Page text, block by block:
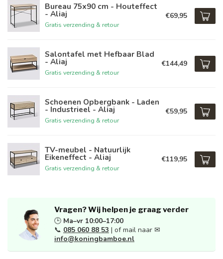
Bureau 75x90 cm - Houteffect
- Aliaj
Gratis verzending & retour
€69,95
Salontafel met Hefbaar Blad
- Aliaj
Gratis verzending & retour
€144,49
Schoenen Opbergbank - Laden
- Industrieel - Aliaj
Gratis verzending & retour
€59,95
TV-meubel - Natuurlijk
Eikeneffect - Aliaj
Gratis verzending & retour
€119,95
Vragen? Wij helpen je graag verder
🕒 Ma–vr 10:00–17:00
📞 085 060 88 53 | of mail naar ✉
info@koningbamboe.nl